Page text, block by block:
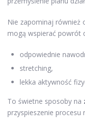
Nie zapominaj również
mogą wspierać powrót
odpowiednie
stretching,
lekka aktywność
To świetne sposoby na
przyspieszenie procesu